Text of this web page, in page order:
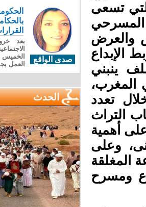
تسعى
والعرض
الإبداع
ينبني
تعدد
التراث
أهمية
وعلى
المغلقة
ومسرح
صدى الواقع
بعد
العمل
الحدث